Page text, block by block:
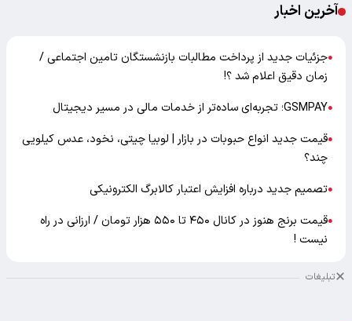
آخرین اخبار
●جزئیات جدید از پرداخت مطالبات بازنشستگان تامین اجتماعی /
زمان دقیق اعلام شد ؟!
●GSMPAY؛ تجربه‌ای ساده‌تر از خدمات مالی در مسیر دیجیتال
●قیمت جدید انواع حبوبات در بازار | لوبیا چیتی، نخود، عدس کیلویی
چند؟
●تصمیم جدید درباره افزایش اعتبار کالابرگ الکترونیکی
●
قیمت برنج هنوز در کانال ۴۵۰ تا ۵۵۰ هزار تومان / ارزانی در راه
نیست !
تبلیغات